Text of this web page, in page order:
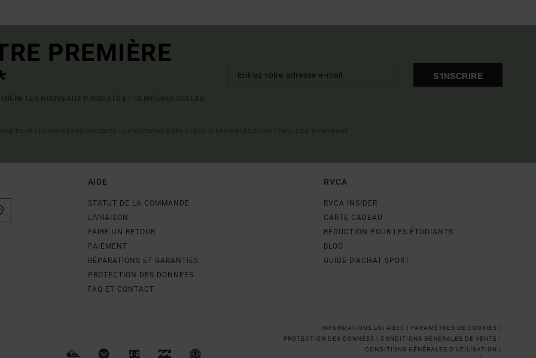
PREMIÈRE
LES NOUVEAUX PRODUITS ET DERNIÈRES COLLAB'
S'INSCRIRE
AIDE
STATUT DE LA COMMANDE
LIVRAISON
FAIRE UN RETOUR
PAIEMENT
RÉPARATIONS ET GARANTIES
PROTECTION DES DONNÉES
FAQ ET CONTACT
RVCA
RVCA INSIDER
CARTE CADEAU
RÉDUCTION POUR LES ÉTUDIANTS
BLOG
GUIDE D'ACHAT SPORT
INFORMATIONS LOI AGEC | PARAMÈTRES DE COOKIES |
PROTECTION DES DONNÉES | CONDITIONS GÉNÉRALES DE VENTE |
CONDITIONS GÉNÉRALES D'UTILISATION |